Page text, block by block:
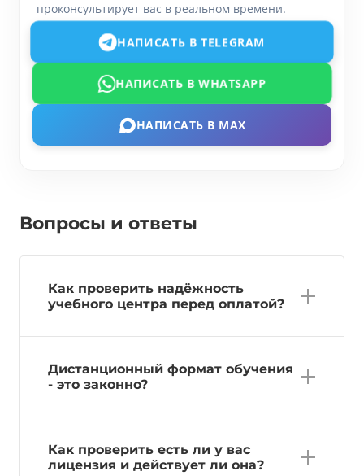
проконсультирует вас в реальном времени.
НАПИСАТЬ В TELEGRAM
НАПИСАТЬ В WHATSAPP
НАПИСАТЬ В MAX
Вопросы и ответы
Как проверить надёжность
учебного центра перед оплатой?
Дистанционный формат обучения
- это законно?
Как проверить есть ли у вас
лицензия и действует ли она?